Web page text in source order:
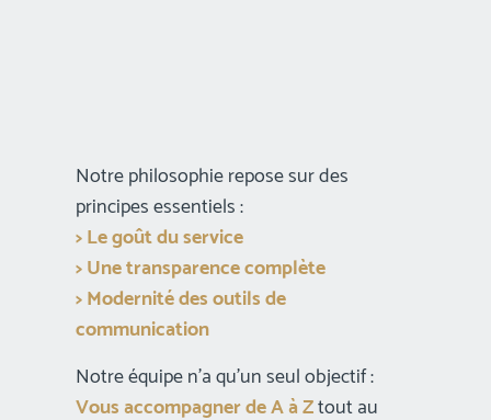
Notre philosophie repose sur des
principes essentiels :
> Le goût du service
> Une transparence complète
> Modernité des outils de
communication
Notre équipe n’a qu’un seul objectif :
Vous accompagner de A à Ztout au